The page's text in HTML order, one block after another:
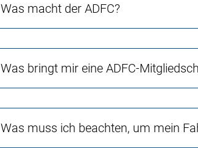
Was macht der ADFC?
Was bringt mir eine ADFC-
Was muss ich beachten, um mein